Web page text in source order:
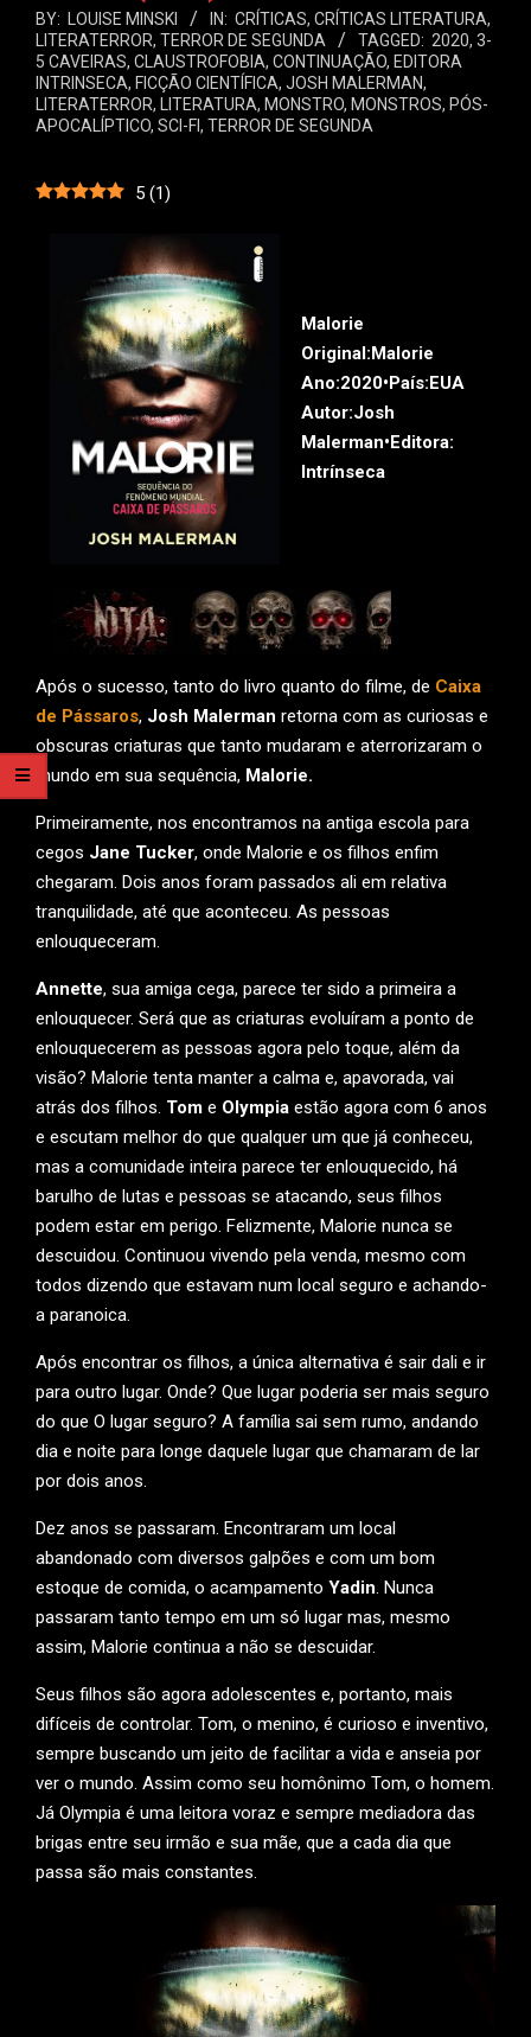
BY: LOUISE MINSKI IN: CRÍTICAS, CRÍTICAS LITERATURA,
LITERATERROR, TERROR DE SEGUNDA TAGGED: 2020, 3-
5 CAVEIRAS, CLAUSTROFOBIA, CONTINUAÇÃO, EDITORA
INTRINSECA, FICÇÃO CIENTÍFICA, JOSH MALERMAN,
LITERATERROR, LITERATURA, MONSTRO, MONSTROS, PÓS-
APOCALÍPTICO, SCI-FI, TERROR DE SEGUNDA
5 (1)
Malorie
Original: Malorie
Ano:2020• País: EUA
Autor:Josh
Malerman• Editora:
Intrínseca
Após o sucesso, tanto do livro quanto do filme, de Caixa
de Pássaros, Josh Malerman retorna com as curiosas e
obscuras criaturas que tanto mudaram e aterrorizaram o
mundo em sua sequência, Malorie.
Primeiramente, nos encontramos na antiga escola para
cegos Jane Tucker, onde Malorie e os filhos enfim
chegaram. Dois anos foram passados ali em relativa
tranquilidade, até que aconteceu. As pessoas
enlouqueceram.
Annette, sua amiga cega, parece ter sido a primeira a
enlouquecer. Será que as criaturas evoluíram a ponto de
enlouquecerem as pessoas agora pelo toque, além da
visão? Malorie tenta manter a calma e, apavorada, vai
atrás dos filhos. Tom e Olympia estão agora com 6 anos
e escutam melhor do que qualquer um que já conheceu,
mas a comunidade inteira parece ter enlouquecido, há
barulho de lutas e pessoas se atacando, seus filhos
podem estar em perigo. Felizmente, Malorie nunca se
descuidou. Continuou vivendo pela venda, mesmo com
todos dizendo que estavam num local seguro e achando-
a paranoica.
Após encontrar os filhos, a única alternativa é sair dali e ir
para outro lugar. Onde? Que lugar poderia ser mais seguro
do que O lugar seguro? A família sai sem rumo, andando
dia e noite para longe daquele lugar que chamaram de lar
por dois anos.
Dez anos se passaram. Encontraram um local
abandonado com diversos galpões e com um bom
estoque de comida, o acampamento Yadin. Nunca
passaram tanto tempo em um só lugar mas, mesmo
assim, Malorie continua a não se descuidar.
Seus filhos são agora adolescentes e, portanto, mais
difíceis de controlar. Tom, o menino, é curioso e inventivo,
sempre buscando um jeito de facilitar a vida e anseia por
ver o mundo. Assim como seu homônimo Tom, o homem.
Já Olympia é uma leitora voraz e sempre mediadora das
brigas entre seu irmão e sua mãe, que a cada dia que
passa são mais constantes.